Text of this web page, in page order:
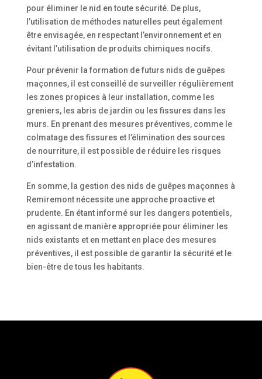
pour éliminer le nid en toute sécurité. De plus,
l’utilisation de méthodes naturelles peut également
être envisagée, en respectant l’environnement et en
évitant l’utilisation de produits chimiques nocifs.
Pour prévenir la formation de futurs nids de guêpes
maçonnes, il est conseillé de surveiller régulièrement
les zones propices à leur installation, comme les
greniers, les abris de jardin ou les fissures dans les
murs. En prenant des mesures préventives, comme le
colmatage des fissures et l’élimination des sources
de nourriture, il est possible de réduire les risques
d’infestation.
En somme, la gestion des nids de guêpes maçonnes à
Remiremont nécessite une approche proactive et
prudente. En étant informé sur les dangers potentiels,
en agissant de manière appropriée pour éliminer les
nids existants et en mettant en place des mesures
préventives, il est possible de garantir la sécurité et le
bien-être de tous les habitants.